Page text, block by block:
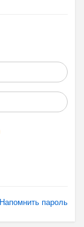
Напомнить пароль